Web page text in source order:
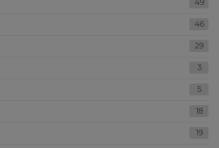
49
46
29
3
5
18
19